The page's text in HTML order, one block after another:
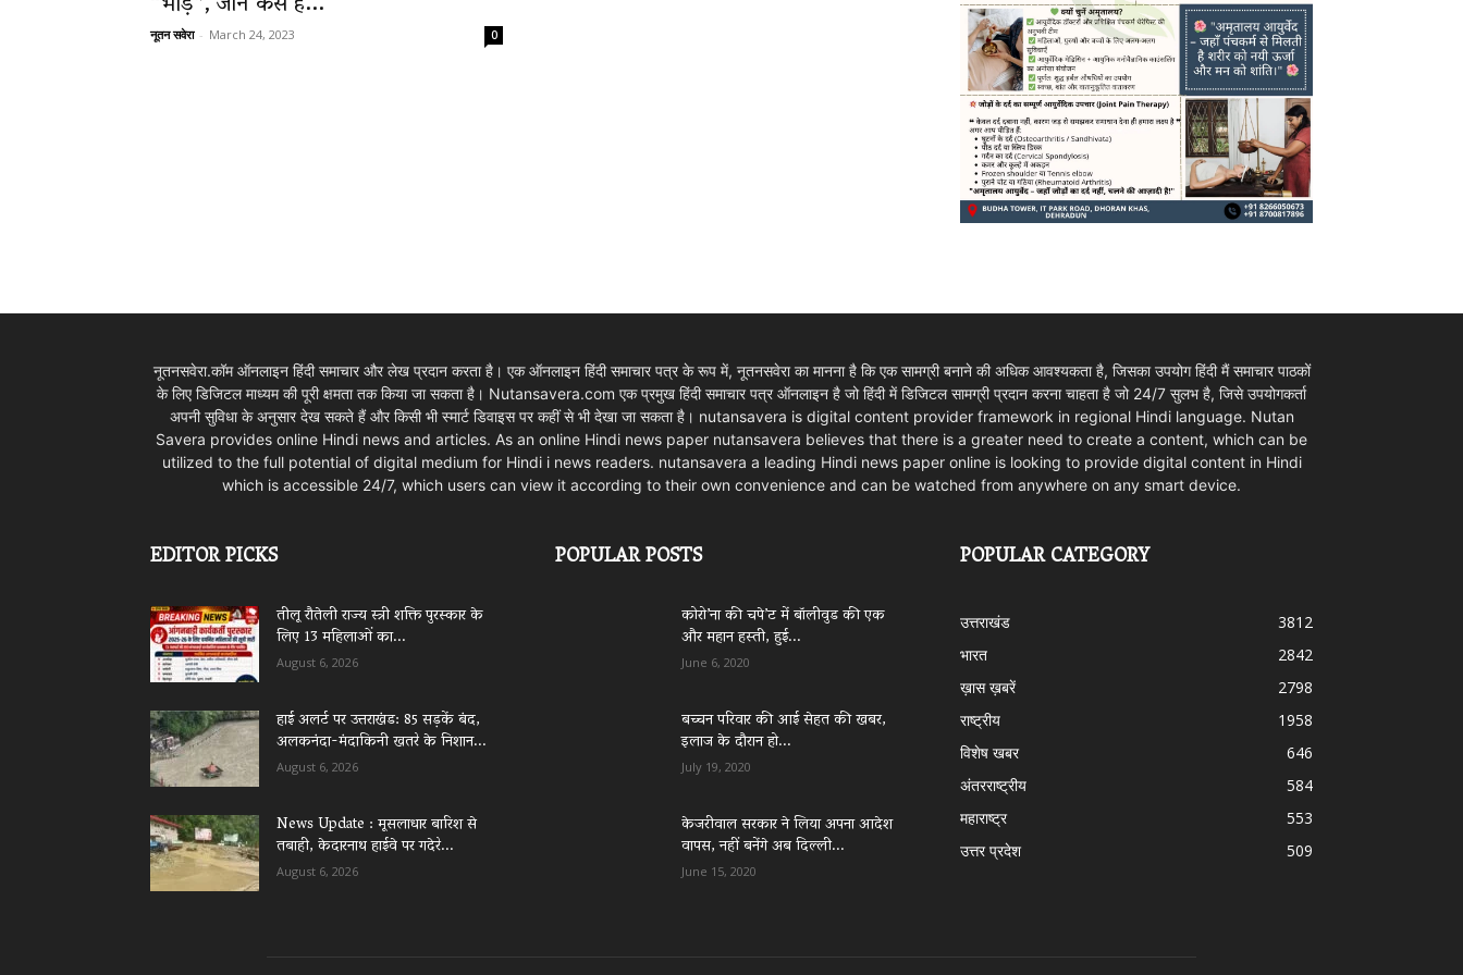
नूतन सवेरा - March 24, 2023 0
नूतनसवेरा.कॉम ऑनलाइन हिंदी समाचार और लेख प्रदान करता है। एक ऑनलाइन हिंदी समाचार पत्र के रूप में, नूतनसवेरा का मानना है कि एक सामग्री बनाने की अधिक आवश्यकता है, जिसका उपयोग हिंदी मैं समाचार पाठकों
के लिए डिजिटल माध्यम की पूरी क्षमता तक किया जा सकता है। Nutansavera.com एक प्रमुख हिंदी समाचार पत्र ऑनलाइन है जो हिंदी में डिजिटल सामग्री प्रदान करना चाहता है जो 24/7 सुलभ है, जिसे उपयोगकर्ता
अपनी सुविधा के अनुसार देख सकते हैं और किसी भी स्मार्ट डिवाइस पर कहीं से भी देखा जा सकता है। nutansavera is digital content provider framework in regional Hindi language. Nutan
Savera provides online Hindi news and articles. As an online Hindi news paper nutansavera believes that there is a greater need to create a content, which can be
utilized to the full potential of digital medium for Hindi i news readers. nutansavera a leading Hindi news paper online is looking to provide digital content in Hindi
which is accessible 24/7, which users can view it according to their own convenience and can be watched from anywhere on any smart device.
EDITOR PICKS
तीलू रौतेली राज्य स्त्री शक्ति पुरस्कार के
लिए 13 महिलाओं का...
August 6, 2026
हाई अलर्ट पर उत्तराखंड: 85 सड़कें बंद,
अलकनंदा-मंदाकिनी खतरे के निशान...
August 6, 2026
News Update : मूसलाधार बारिश से
तबाही, केदारनाथ हाईवे पर गदेरे...
August 6, 2026
POPULAR POSTS
कोरो’ना की चपे’ट में बॉलीवुड की एक
और महान हस्ती, हुई...
June 6, 2020
बच्चन परिवार की आई सेहत की खबर,
इलाज के दौरान हो...
July 19, 2020
केजरीवाल सरकार ने लिया अपना आदेश
वापस, नहीं बनेंगे अब दिल्ली...
June 15, 2020
POPULAR CATEGORY
उत्तराखंड
3812
भारत
2842
ख़ास ख़बरें
2798
राष्ट्रीय
1958
विशेष खबर
646
अंतरराष्ट्रीय
584
महाराष्ट्र
553
उत्तर प्रदेश
509